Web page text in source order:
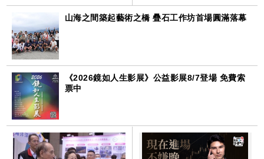
山海之間築起藝術之橋 疊石工作坊首場圓滿落幕
《2026鏡如人生影展》公益影展8/7登場 免費索
票中